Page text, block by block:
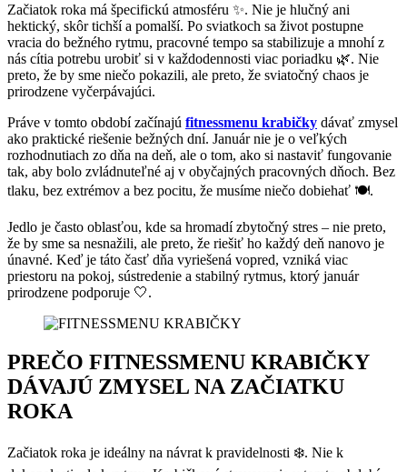
Začiatok roka má špecifickú atmosféru ✨. Nie je hlučný ani
hektický, skôr tichší a pomalší. Po sviatkoch sa život postupne
vracia do bežného rytmu, pracovné tempo sa stabilizuje a mnohí z
nás cítia potrebu urobiť si v každodennosti viac poriadku 🌿. Nie
preto, že by sme niečo pokazili, ale preto, že sviatočný chaos je
prirodzene vyčerpávajúci.
Práve v tomto období začínajú fitnessmenu krabičky dávať zmysel
ako praktické riešenie bežných dní. Január nie je o veľkých
rozhodnutiach zo dňa na deň, ale o tom, ako si nastaviť fungovanie
tak, aby bolo zvládnuteľné aj v obyčajných pracovných dňoch. Bez
tlaku, bez extrémov a bez pocitu, že musíme niečo dobiehať 🍽️.
Jedlo je často oblasťou, kde sa hromadí zbytočný stres – nie preto,
že by sme sa nesnažili, ale preto, že riešiť ho každý deň nanovo je
únavné. Keď je táto časť dňa vyriešená vopred, vzniká viac
priestoru na pokoj, sústredenie a stabilný rytmus, ktorý január
prirodzene podporuje 🤍.
PREČO FITNESSMENU KRABIČKY
DÁVAJÚ ZMYSEL NA ZAČIATKU
ROKA
Začiatok roka je ideálny na návrat k pravidelnosti ❄️. Nie k